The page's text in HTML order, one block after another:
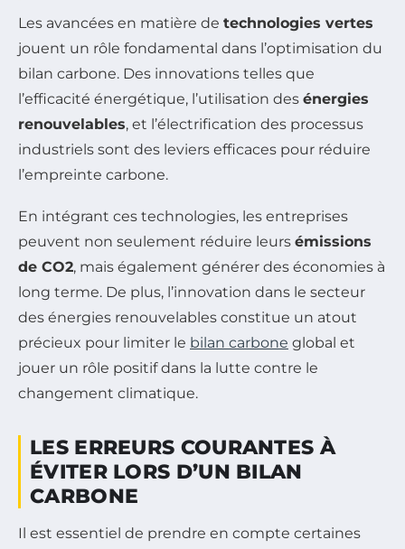
Les avancées en matière de technologies vertes
jouent un rôle fondamental dans l’optimisation du
bilan carbone. Des innovations telles que
l’efficacité énergétique, l’utilisation des énergies
renouvelables, et l’électrification des processus
industriels sont des leviers efficaces pour réduire
l’empreinte carbone.
En intégrant ces technologies, les entreprises
peuvent non seulement réduire leurs émissions
de CO2, mais également générer des économies à
long terme. De plus, l’innovation dans le secteur
des énergies renouvelables constitue un atout
précieux pour limiter le bilan carbone global et
jouer un rôle positif dans la lutte contre le
changement climatique.
LES ERREURS COURANTES À
ÉVITER LORS D’UN BILAN
CARBONE
Il est essentiel de prendre en compte certaines